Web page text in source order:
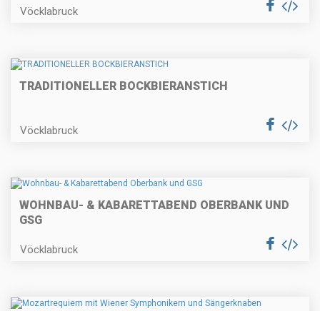
Vöcklabruck
TRADITIONELLER BOCKBIERANSTICH
Vöcklabruck
WOHNBAU- & KABARETTABEND OBERBANK UND
GSG
Vöcklabruck